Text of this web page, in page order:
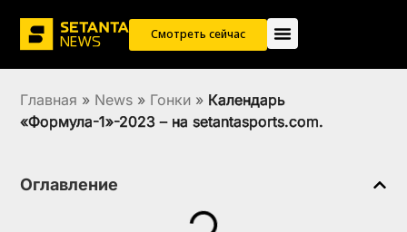
Смотреть сейчас
Главная » News » Гонки » Календарь
«Формула-1»-2023 – на setantasports.com.
Оглавление